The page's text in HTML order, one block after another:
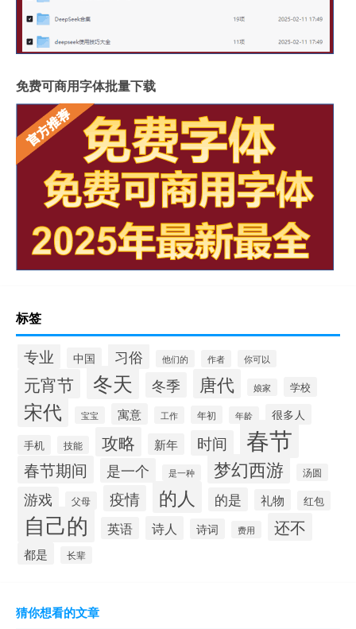
免费可商用字体批量下载
标签
专业 中国 习俗 他们的 作者 你可以
元宵节 冬天 冬季 唐代 娘家 学校
宋代 宝宝 寓意 工作 年初 年龄 很多人
手机 技能 攻略 新年 时间 春节
春节期间 是一个 是一种 梦幻西游 汤圆
游戏 父母 疫情 的人 的是 礼物 红包
自己的 英语 诗人 诗词 费用 还不
都是 长辈
猜你想看的文章